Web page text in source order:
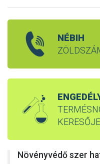
NÉBIH
KERESŐJE
Növényvédő szer